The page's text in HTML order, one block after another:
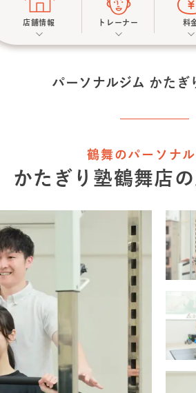
店舗情報 トレーナー 料
パーソナルジム かたぎ
鶴舞のパーソナル
かたぎり塾鶴舞店